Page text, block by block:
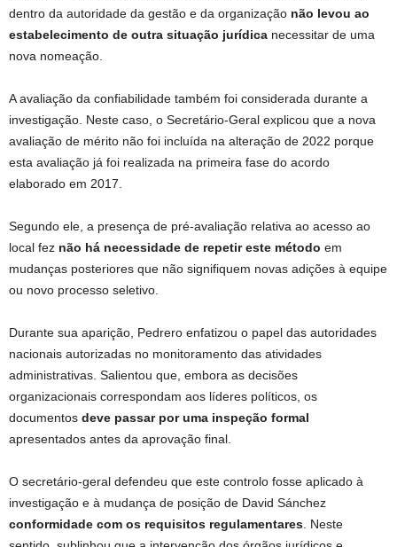
dentro da autoridade da gestão e da organização não levou ao
estabelecimento de outra situação jurídica necessitar de uma
nova nomeação.
A avaliação da confiabilidade também foi considerada durante a
investigação. Neste caso, o Secretário-Geral explicou que a nova
avaliação de mérito não foi incluída na alteração de 2022 porque
esta avaliação já foi realizada na primeira fase do acordo
elaborado em 2017.
Segundo ele, a presença de pré-avaliação relativa ao acesso ao
local fez não há necessidade de repetir este método em
mudanças posteriores que não signifiquem novas adições à equipe
ou novo processo seletivo.
Durante sua aparição, Pedrero enfatizou o papel das autoridades
nacionais autorizadas no monitoramento das atividades
administrativas. Salientou que, embora as decisões
organizacionais correspondam aos líderes políticos, os
documentos deve passar por uma inspeção formal
apresentados antes da aprovação final.
O secretário-geral defendeu que este controlo fosse aplicado à
investigação e à mudança de posição de David Sánchez
conformidade com os requisitos regulamentares . Neste